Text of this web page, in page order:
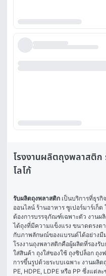
โรงงานผลิตถุงพลาสติ
โลโก้
รับผลิตถุงพลาสติก เป็นบริการที่ธุร
ออนไลน์ ร้านอาหาร ซูเปอร์มาร์เก็
ต้องการบรรจุภัณฑ์เฉพาะตัว งานผ
ได้ถุงที่มีความแข็งแรง ขนาดตรงต
กับภาพลักษณ์ของแบรนด์ได้อย่างมี
โรงงานถุงพลาสติกคือผู้ผลิตที่รองรั
ใส่สินค้า ถุงใส่ของใช้ ถุงซิปล็อก ถุง
การขึ้นรูปด้วยระบบเฉพาะ งานผลิ
PE, HDPE, LDPE หรือ PP ซึ่งแ